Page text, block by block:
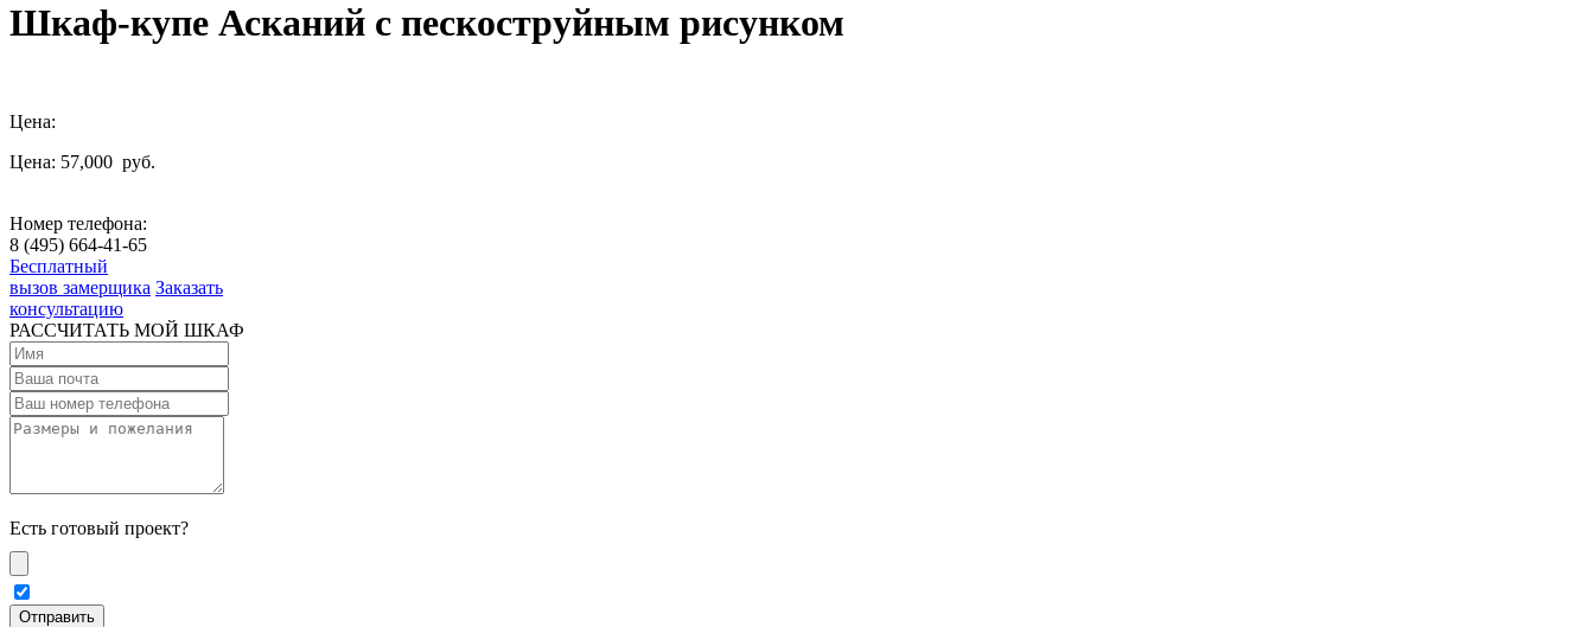
Шкаф-купе Асканий с пескоструйным рисунком
Цена:
Цена: 57,000 руб.
Номер телефона:
8 (495) 664-41-65
Бесплатный
вызов замерщика Заказать
консультацию
РАССЧИТАТЬ МОЙ ШКАФ
Есть готовый проект?